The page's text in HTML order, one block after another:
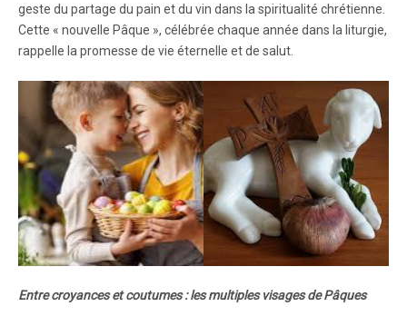
geste du partage du pain et du vin dans la spiritualité chrétienne.
Cette « nouvelle Pâque », célébrée chaque année dans la liturgie,
rappelle la promesse de vie éternelle et de salut.
Entre croyances et coutumes : les multiples visages de Pâques